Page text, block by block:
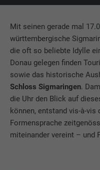
Mit seinen gerade mal
württembergische
die oft so beliebte Idylle
Donau gelegen finden
sowie das historische
Schloss Sigmaringen.
die Uhr den Blick auf
können, entstand vis-à-vis
Formensprache
miteinander vereint – und